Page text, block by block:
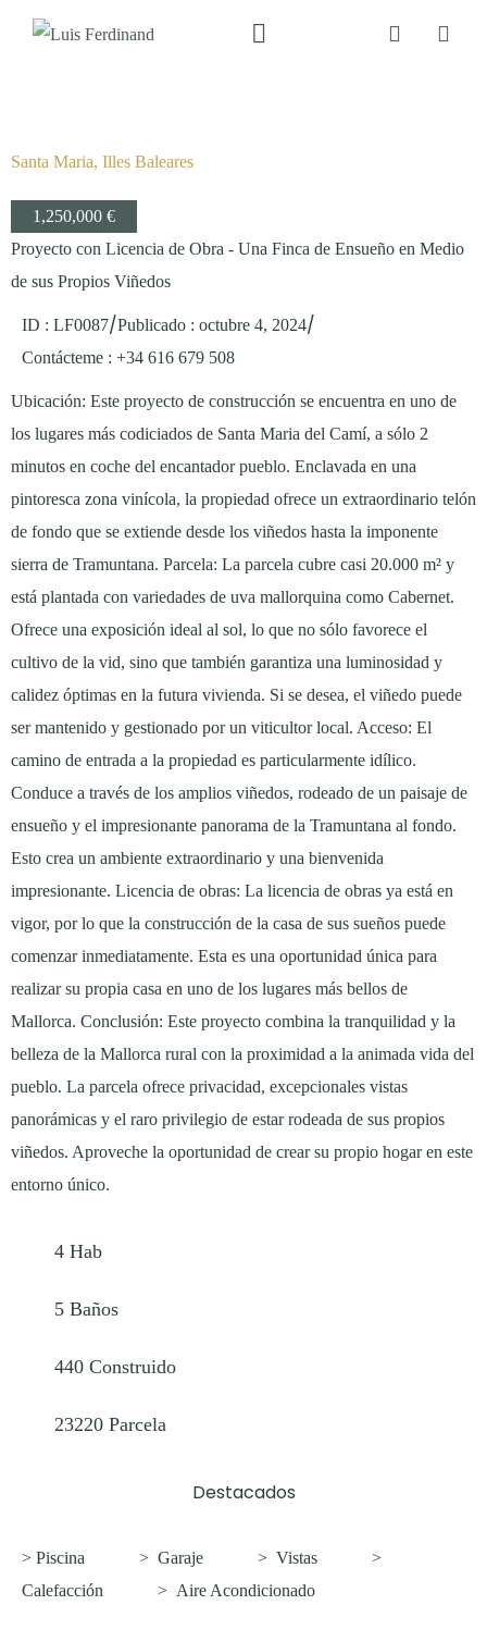
Santa Maria, Illes Baleares
1,250,000 €
Proyecto con Licencia de Obra - Una Finca de Ensueño en Medio
de sus Propios Viñedos
ID : LF0087/Publicado : octubre 4, 2024/
Contácteme : +34 616 679 508
Ubicación: Este proyecto de construcción se encuentra en uno de
los lugares más codiciados de Santa Maria del Camí, a sólo 2
minutos en coche del encantador pueblo. Enclavada en una
pintoresca zona vinícola, la propiedad ofrece un extraordinario telón
de fondo que se extiende desde los viñedos hasta la imponente
sierra de Tramuntana. Parcela: La parcela cubre casi 20.000 m² y
está plantada con variedades de uva mallorquina como Cabernet.
Ofrece una exposición ideal al sol, lo que no sólo favorece el
cultivo de la vid, sino que también garantiza una luminosidad y
calidez óptimas en la futura vivienda. Si se desea, el viñedo puede
ser mantenido y gestionado por un viticultor local. Acceso: El
camino de entrada a la propiedad es particularmente idílico.
Conduce a través de los amplios viñedos, rodeado de un paisaje de
ensueño y el impresionante panorama de la Tramuntana al fondo.
Esto crea un ambiente extraordinario y una bienvenida
impresionante. Licencia de obras: La licencia de obras ya está en
vigor, por lo que la construcción de la casa de sus sueños puede
comenzar inmediatamente. Esta es una oportunidad única para
realizar su propia casa en uno de los lugares más bellos de
Mallorca. Conclusión: Este proyecto combina la tranquilidad y la
belleza de la Mallorca rural con la proximidad a la animada vida del
pueblo. La parcela ofrece privacidad, excepcionales vistas
panorámicas y el raro privilegio de estar rodeada de sus propios
viñedos. Aproveche la oportunidad de crear su propio hogar en este
entorno único.
4 Hab
5 Baños
440 Construido
23220 Parcela
Destacados
> Piscina > Garaje > Vistas
>
Calefacción
> Aire Acondicionado